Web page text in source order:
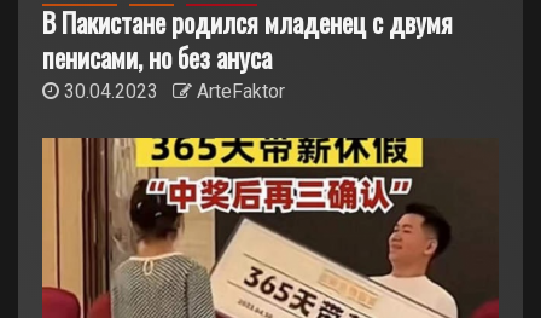
В Пакистане родился младенец с двумя
пенисами, но без ануса
30.04.2023 ArteFaktor